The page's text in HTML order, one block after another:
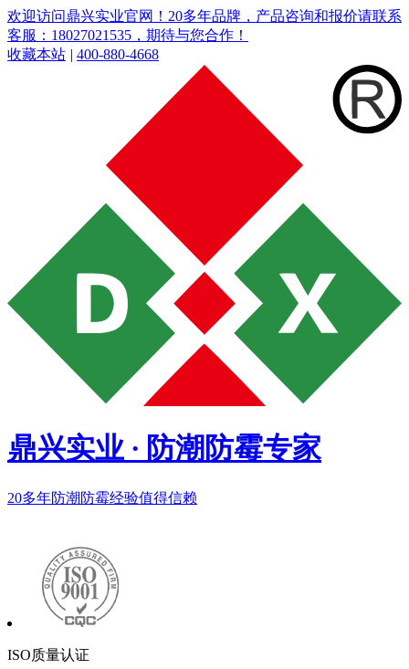
欢迎访问鼎兴实业官网！20多年品牌，产品咨询和报价请联系
客服：18027021535，期待与您合作！
收藏本站 | 400-880-4668
鼎兴实业 · 防潮防霉专家
20多年防潮防霉经验值得信赖
ISO质量认证